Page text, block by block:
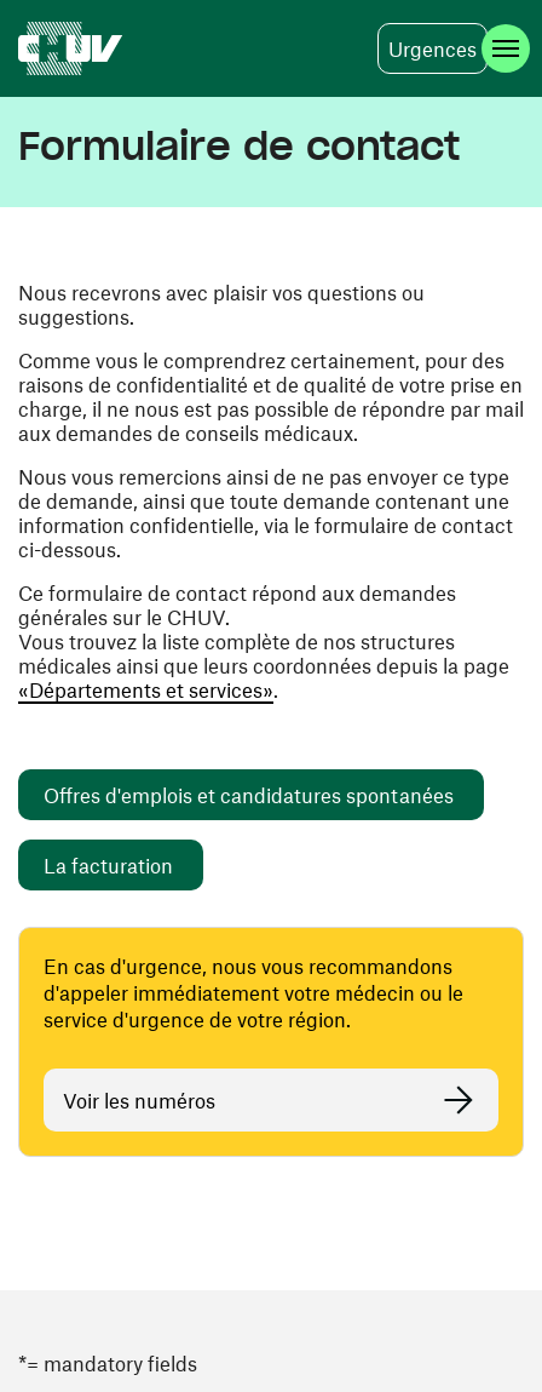
Urgences
Formulaire de contact
Nous recevrons avec plaisir vos questions ou
suggestions.
Comme vous le comprendrez certainement, pour des
raisons de confidentialité et de qualité de votre prise en
charge, il ne nous est pas possible de répondre par mail
aux demandes de conseils médicaux.
Nous vous remercions ainsi de ne pas envoyer ce type
de demande, ainsi que toute demande contenant une
information confidentielle, via le formulaire de contact
ci-dessous.
Ce formulaire de contact répond aux demandes
générales sur le CHUV.
Vous trouvez la liste complète de nos structures
médicales ainsi que leurs coordonnées depuis la page
«Départements et services».
Offres d'emplois et candidatures spontanées
La facturation
En cas d'urgence, nous vous recommandons
d'appeler immédiatement votre médecin ou le
service d'urgence de votre région.
Voir les numéros
*= mandatory fields